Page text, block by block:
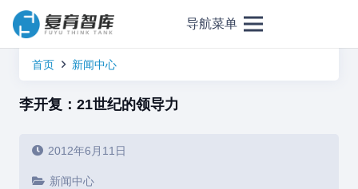
导航菜单
首页 新闻中心
李开复：21世纪的领导力
2012年6月11日
新闻中心